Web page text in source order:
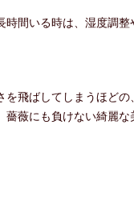
時間いる時は、湿度調
を飛ばしてしまうほど
薇にも負けない綺麗な